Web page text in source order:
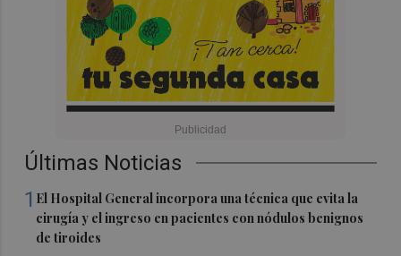
Últimas Noticias
1 El Hospital General incorpora una técnica que evita la
cirugía y el ingreso en pacientes con nódulos benignos
de tiroides